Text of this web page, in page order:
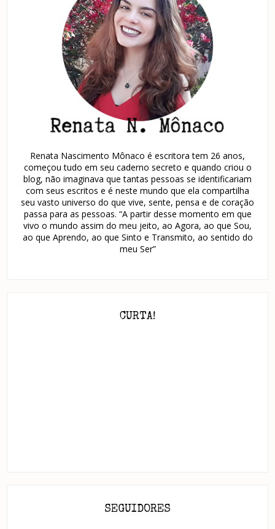
Renata Nascimento Mônaco é escritora tem 26 anos,
começou tudo em seu caderno secreto e quando criou o
blog, não imaginava que tantas pessoas se identificariam
com seus escritos e é neste mundo que ela compartilha
seu vasto universo do que vive, sente, pensa e de coração
passa para as pessoas. “A partir desse momento em que
vivo o mundo assim do meu jeito, ao Agora, ao que Sou,
ao que Aprendo, ao que Sinto e Transmito, ao sentido do
meu Ser”
CURTA!
SEGUIDORES